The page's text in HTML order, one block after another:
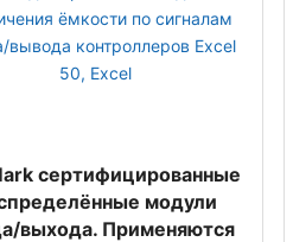
сертифицированные
модули
выхода. Применяются